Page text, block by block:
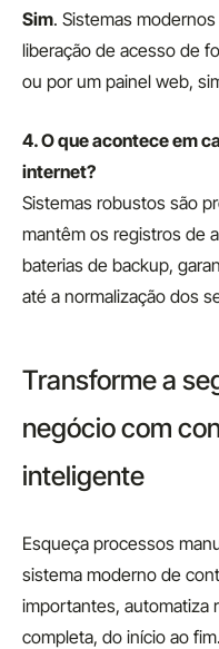
Sim. Sistemas
liberação de acesso de
ou por um painel web,
4. O que acontece em
internet?
Sistemas robustos são
mantêm os registros de
baterias de backup,
até a normalização dos
Transforme a
negócio com
inteligente
Esqueça processos
sistema moderno de
importantes, automatiza
completa, do início ao fim.